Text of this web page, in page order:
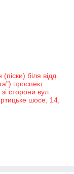
біля відд.
проспект
сторони вул.
шосе, 14,